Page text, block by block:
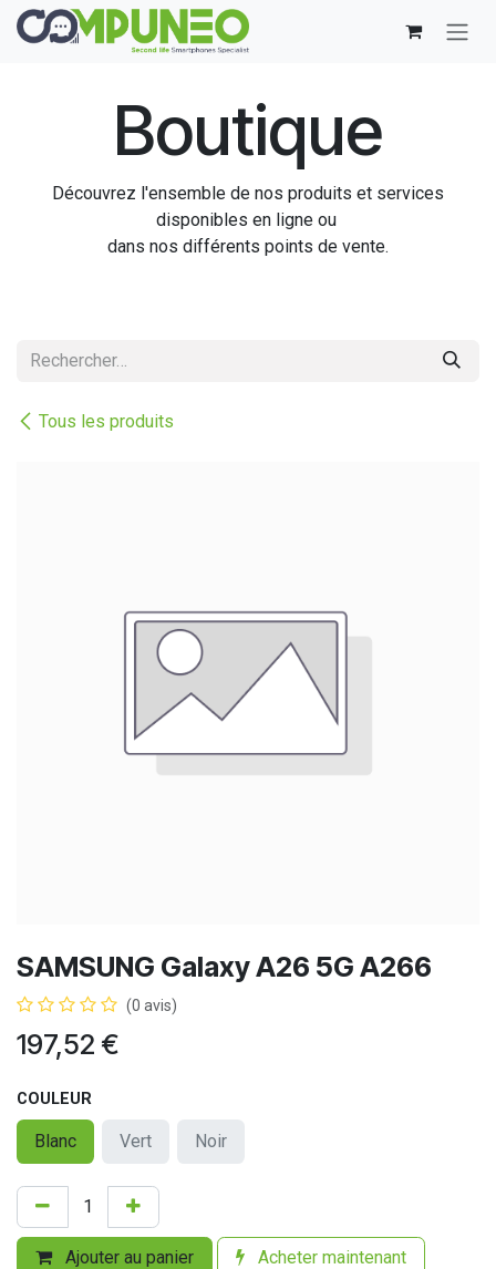
Se rendre au contenu
Boutique
Découvrez l'ensemble de nos produits et services
disponibles en ligne ou
dans nos différents points de vente.
Tous les produits
SAMSUNG Galaxy A26 5G A266
(0 avis)
197,52 €
COULEUR
Blanc Vert Noir
Ajouter au panier Acheter maintenant